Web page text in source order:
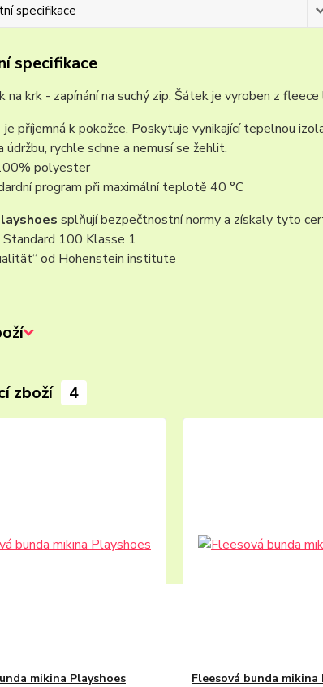
specifikace
specifikace
na krk - zapínání na suchý zip. Šátek je vyroben z
příjemná k pokožce. Poskytuje vynikající tepelnou
údržbu, rychle schne a nemusí se žehlit.
polyester
program při maximální teplotě 40 °C
splňují bezpečtnostní normy a získaly tyto
100 Klasse 1
od Hohenstein institute
zboží 4
mikina Playshoes Fleesová bunda mikina